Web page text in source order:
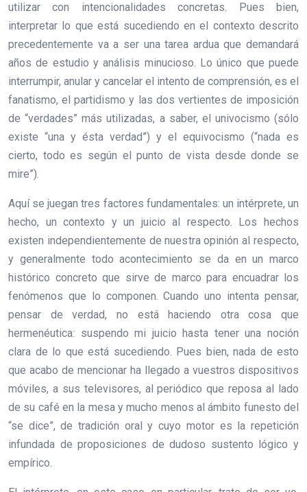
utilizar con intencionalidades concretas. Pues bien,
interpretar lo que está sucediendo en el contexto descrito
precedentemente va a ser una tarea ardua que demandará
años de estudio y análisis minucioso. Lo único que puede
interrumpir, anular y cancelar el intento de comprensión, es el
fanatismo, el partidismo y las dos vertientes de imposición
de “verdades” más utilizadas, a saber, el univocismo (sólo
existe “una y ésta verdad”) y el equivocismo (“nada es
cierto, todo es según el punto de vista desde donde se
mire”).
Aquí se juegan tres factores fundamentales: un intérprete, un
hecho, un contexto y un juicio al respecto. Los hechos
existen independientemente de nuestra opinión al respecto,
y generalmente todo acontecimiento se da en un marco
histórico concreto que sirve de marco para encuadrar los
fenómenos que lo componen. Cuando uno intenta pensar,
pensar de verdad, no está haciendo otra cosa que
hermenéutica: suspendo mi juicio hasta tener una noción
clara de lo que está sucediendo. Pues bien, nada de esto
que acabo de mencionar ha llegado a vuestros dispositivos
móviles, a sus televisores, al periódico que reposa al lado
de su café en la mesa y mucho menos al ámbito funesto del
“se dice”, de tradición oral y cuyo motor es la repetición
infundada de proposiciones de dudoso sustento lógico y
empírico.